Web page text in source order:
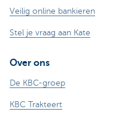
Veilig online bankieren
Stel je vraag aan Kate
Over ons
De KBC-groep
KBC Trakteert